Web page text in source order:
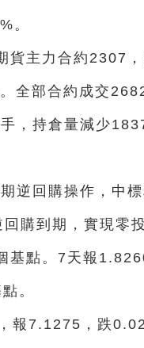
。
貨主力合約2307
全部合約成交
，持倉量減少
逆回購操作，中
購到期，實現零
點。7天報
。
報7.1275，跌